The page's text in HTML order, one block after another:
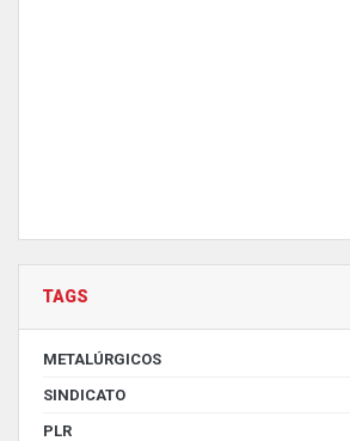
TAGS
METALÚRGICOS
SINDICATO
PLR